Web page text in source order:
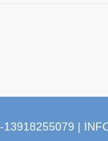
13918255079 |